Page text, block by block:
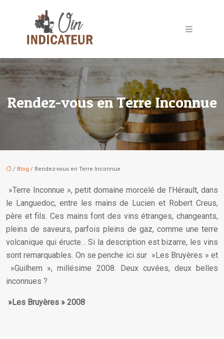
Rendez-vous en Terre Inconnue
/ Blog / Rendez-vous en Terre Inconnue
»Terre Inconnue », petit domaine morcelé de l’Hérault, dans
le Languedoc, entre les mains de Lucien et Robert Creus,
père et fils. Ces mains font des vins étranges, changeants,
pleins de saveurs, parfois pleins de gaz, comme une terre
volcanique qui éructe… Si la description est bizarre, les vins
sont remarquables. On se penche ici sur »Les Bruyères » et
»Guilhem », millésime 2008. Deux cuvées, deux belles
inconnues ?
»Les Bruyères » 2008